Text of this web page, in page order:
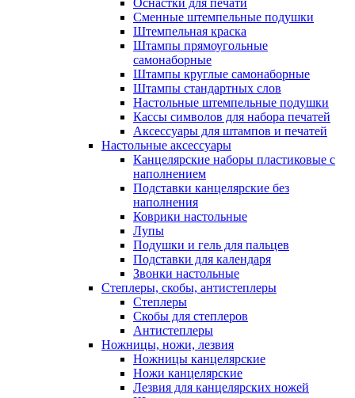
Оснастки для печати
Сменные штемпельные подушки
Штемпельная краска
Штампы прямоугольные
самонаборные
Штампы круглые самонаборные
Штампы стандартных слов
Настольные штемпельные подушки
Кассы символов для набора печатей
Аксессуары для штампов и печатей
Настольные аксессуары
Канцелярские наборы пластиковые с
наполнением
Подставки канцелярские без
наполнения
Коврики настольные
Лупы
Подушки и гель для пальцев
Подставки для календаря
Звонки настольные
Степлеры, скобы, антистеплеры
Степлеры
Скобы для степлеров
Антистеплеры
Ножницы, ножи, лезвия
Ножницы канцелярские
Ножи канцелярские
Лезвия для канцелярских ножей